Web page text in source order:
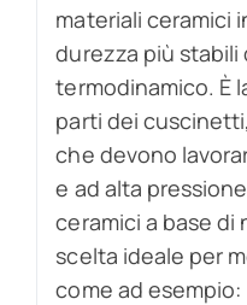
materiali ceramici
durezza più stabili
termodinamico. È
parti dei
che devono
e ad alta
ceramici a base di
scelta ideale per
come ad esempio: